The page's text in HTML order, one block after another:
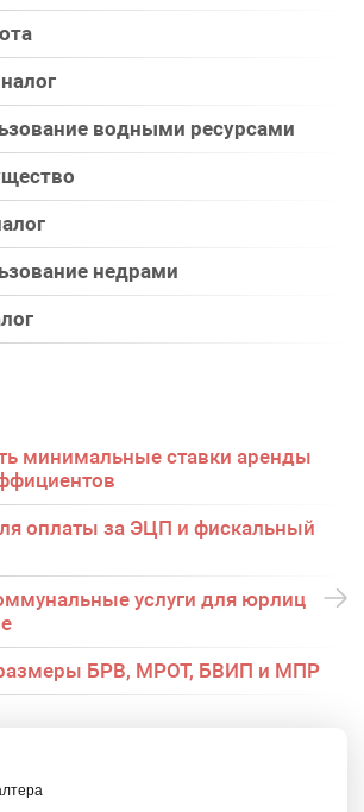
водными ресурсами
недрами
минимальные ставки аренды
оплаты за ЭЦП и фискальный
услуги для юрлиц
БРВ, МРОТ, БВИП и МПР